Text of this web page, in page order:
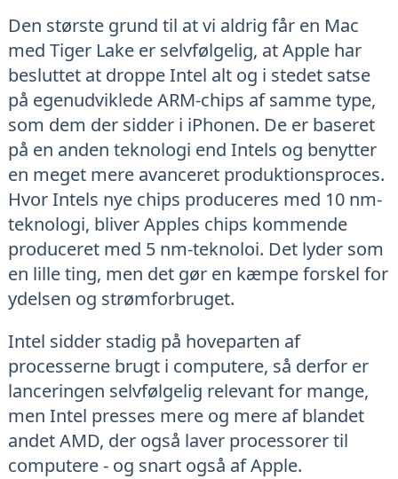
Den største grund til at vi aldrig får en Mac
med Tiger Lake er selvfølgelig, at Apple har
besluttet at droppe Intel alt og i stedet satse
på egenudviklede ARM-chips af samme type,
som dem der sidder i iPhonen. De er baseret
på en anden teknologi end Intels og benytter
en meget mere avanceret produktionsproces.
Hvor Intels nye chips produceres med 10 nm-
teknologi, bliver Apples chips kommende
produceret med 5 nm-teknoloi. Det lyder som
en lille ting, men det gør en kæmpe forskel for
ydelsen og strømforbruget.
Intel sidder stadig på hoveparten af
processerne brugt i computere, så derfor er
lanceringen selvfølgelig relevant for mange,
men Intel presses mere og mere af blandet
andet AMD, der også laver processorer til
computere - og snart også af Apple.